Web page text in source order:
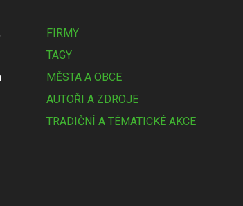
FIRMY
TAGY
MĚSTA A OBCE
AUTOŘI A ZDROJE
TRADIČNÍ A TÉMATICKÉ AKCE